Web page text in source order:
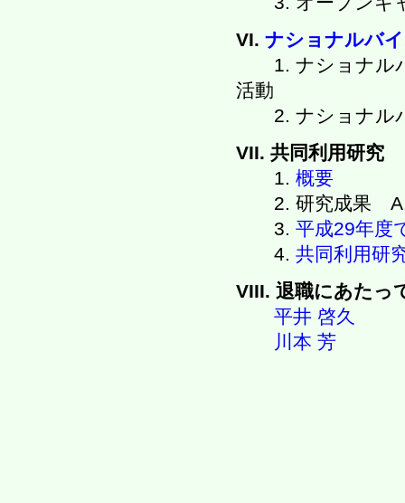
VI. ナショナルバ
1. ナショナルバ
活動
2. ナショナルバ
VII. 共同利用研究
1. 概要
2. 研究成果
3. 平成29年度
4. 共同利用研
VIII. 退職にあたっ
平井 啓久
川本 芳